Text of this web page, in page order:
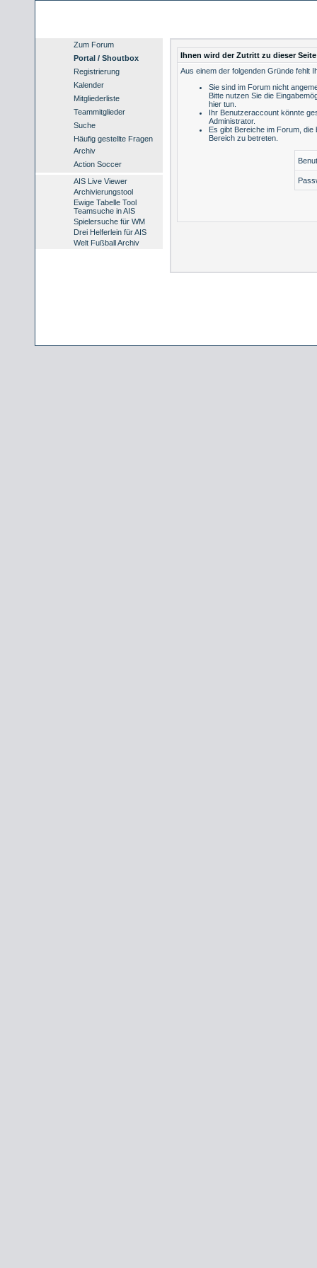
Zum Forum
Portal / Shoutbox
Registrierung
Kalender
Mitgliederliste
Teammitglieder
Suche
Häufig gestellte Fragen
Archiv
Action Soccer
AIS Live Viewer
Archivierungstool
Ewige Tabelle Tool
Teamsuche in AIS
Spielersuche für WM
Drei Helferlein für AIS
Welt Fußball Archiv
Ihnen wird der Zutritt zu dieser
Aus einem der folgenden Gründe fehlt
Sie sind im Forum nicht
Bitte nutzen Sie die
hier tun
Ihr Benutzeraccount könnte
Administrator.
Es gibt Bereiche im Forum,
Bereich zu betreten.